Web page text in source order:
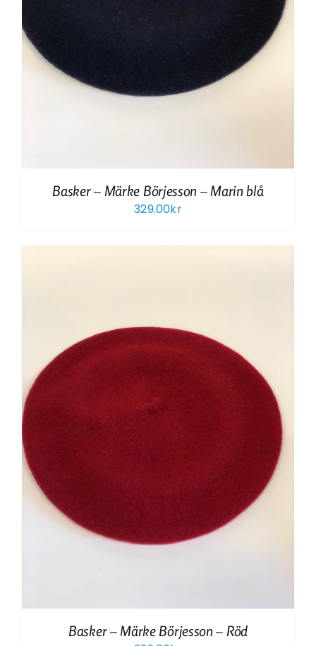
Basker – Märke Börjesson – Marin blå
329.00kr
Basker – Märke Börjesson – Röd